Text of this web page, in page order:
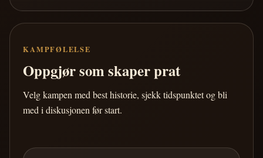
KAMPFØLELSE
Oppgjør som skaper prat
Velg kampen med best historie, sjekk tidspunktet og bli
med i diskusjonen før start.